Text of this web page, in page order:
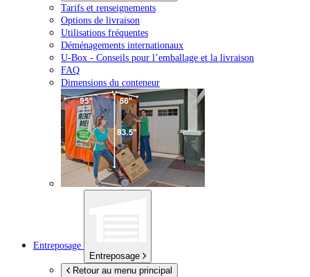
Tarifs et renseignements
Options de livraison
Utilisations fréquentes
Déménagements internationaux
U-Box - Conseils pour l’emballage et la livraison
FAQ
Dimensions du conteneur
Entreposage
Entreposage
Retour au menu principal